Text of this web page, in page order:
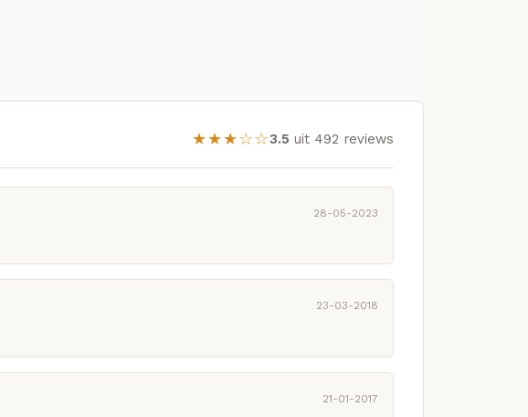
★★★☆☆3.5 uit 492 reviews
28-05-2023
23-03-2018
21-01-2017